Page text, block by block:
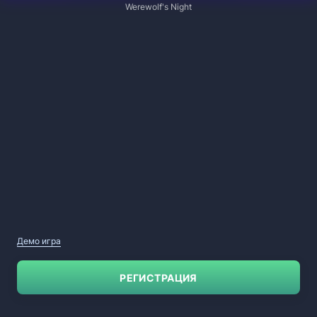
Werewolf's Night
Демо игра
РЕГИСТРАЦИЯ